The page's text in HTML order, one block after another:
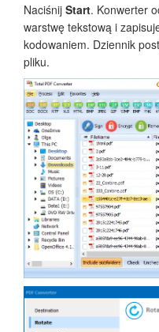
Naciśnij Start. Konwerter
warstwę tekstową i
kodowaniem. Dziennik
pliku.